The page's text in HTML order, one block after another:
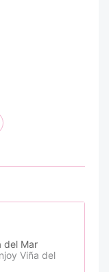
del Mar
Viña del